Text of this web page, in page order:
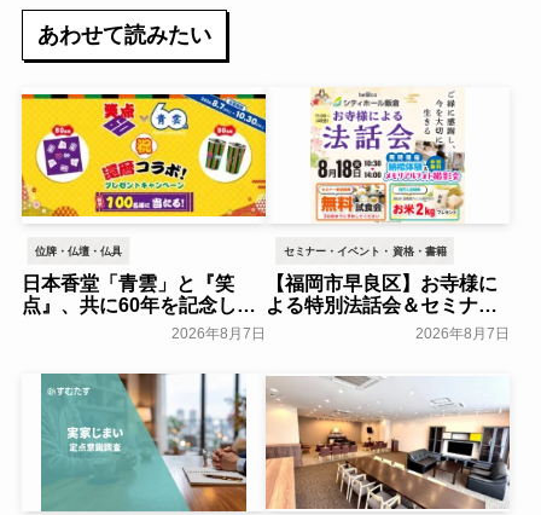
あわせて読みたい
位牌・仏壇・仏具
日本香堂「青雲」と『笑
点』、共に60年を記念した
初コラボ！オリジナルグッ
ンを実施～日本香堂～
一般公開
2026年8月7日
セミナー・イベント・資格・書籍
【福岡市早良区】お寺様に
よる特別法話会＆セミナー
特典「無料試食会」を8月
一般公開
2026年8月7日